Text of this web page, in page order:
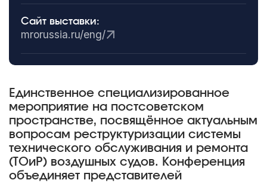
Сайт выставки:
mrorussia.ru/eng/
Единственное специализированное
мероприятие на постсоветском
пространстве, посвящённое актуальным
вопросам реструктуризации системы
технического обслуживания и ремонта
(ТОиР) воздушных судов. Конференция
объединяет представителей